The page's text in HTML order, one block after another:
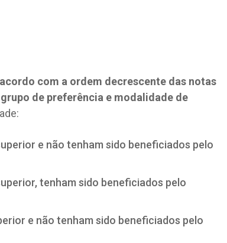
com a ordem decrescente das notas
de preferência e modalidade de
e não tenham sido beneficiados pelo
tenham sido beneficiados pelo
e não tenham sido beneficiados pelo